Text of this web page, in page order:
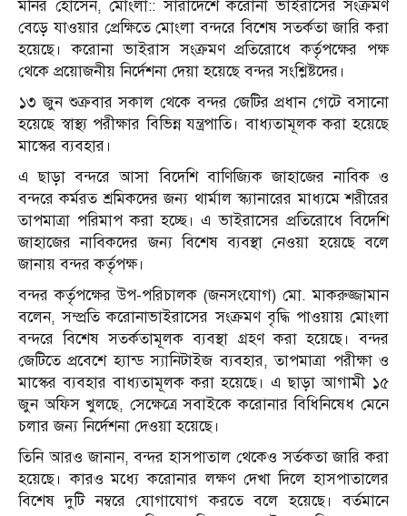
মনির হোসেন, মোংলা:: সারাদেশে করোনা ভাইরাসের সংক্রমণ
বেড়ে যাওয়ার প্রেক্ষিতে মোংলা বন্দরে বিশেষ সতর্কতা জারি করা
হয়েছে। করোনা ভাইরাস সংক্রমণ প্রতিরোধে কর্তৃপক্ষের পক্ষ
থেকে প্রয়োজনীয় নির্দেশনা দেয়া হয়েছে বন্দর সংশ্লিষ্টদের।
১৩ জুন শুক্রবার সকাল থেকে বন্দর জেটির প্রধান গেটে বসানো
হয়েছে স্বাস্থ্য পরীক্ষার বিভিন্ন যন্ত্রপাতি। বাধ্যতামূলক করা হয়েছে
মাস্কের ব্যবহার।
এ ছাড়া বন্দরে আসা বিদেশি বাণিজ্যিক জাহাজের নাবিক ও
বন্দরে কর্মরত শ্রমিকদের জন্য থার্মাল স্ক্যানারের মাধ্যমে শরীরের
তাপমাত্রা পরিমাপ করা হচ্ছে। এ ভাইরাসের প্রতিরোধে বিদেশি
জাহাজের নাবিকদের জন্য বিশেষ ব্যবস্থা নেওয়া হয়েছে বলে
জানায় বন্দর কর্তৃপক্ষ।
বন্দর কর্তৃপক্ষের উপ-পরিচালক (জনসংযোগ) মো. মাকরুজ্জামান
বলেন, সম্প্রতি করোনাভাইরাসের সংক্রমণ বৃদ্ধি পাওয়ায় মোংলা
বন্দরে বিশেষ সতর্কতামূলক ব্যবস্থা গ্রহণ করা হয়েছে। বন্দর
জেটিতে প্রবেশে হ্যান্ড স্যানিটাইজ ব্যবহার, তাপমাত্রা পরীক্ষা ও
মাস্কের ব্যবহার বাধ্যতামূলক করা হয়েছে। এ ছাড়া আগামী ১৫
জুন অফিস খুলছে, সেক্ষেত্রে সবাইকে করোনার বিধিনিষেধ মেনে
চলার জন্য নির্দেশনা দেওয়া হয়েছে।
তিনি আরও জানান, বন্দর হাসপাতাল থেকেও সর্তকতা জারি করা
হয়েছে। কারও মধ্যে করোনার লক্ষণ দেখা দিলে হাসপাতালের
বিশেষ দুটি নম্বরে যোগাযোগ করতে বলে হয়েছে। বর্তমানে